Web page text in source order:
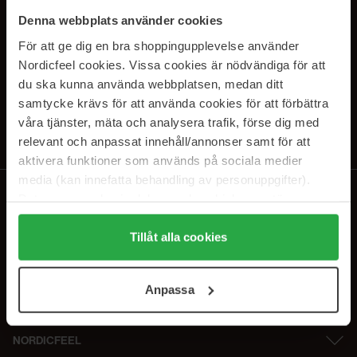
Denna webbplats använder cookies
För att ge dig en bra shoppingupplevelse använder
Nordicfeel cookies. Vissa cookies är nödvändiga för att
du ska kunna använda webbplatsen, medan ditt
samtycke krävs för att använda cookies för att förbättra
våra tjänster, mäta och analysera trafik, förse dig med
relevant och anpassat innehåll/annonser samt för att
aktivera funktioner som används på sociala medier
media (kan innefatta behandling av personuppgifter).
Genom att trycka på "Tillåt alla cookies" accepterar du
alla cookies, medan du under "Detaljer" kan anpassa
användningen av cookies. Du kan när som helst återkalla
samt vår Integritetspolicy.
Tillåt alla cookies
Anpassa
PRENUMERERA PÅ VÅRA
NYHETSBREV
E-postadress
Genom att prenumerera accepterar du vårIntegritetspolicy.
NORDICFEEL